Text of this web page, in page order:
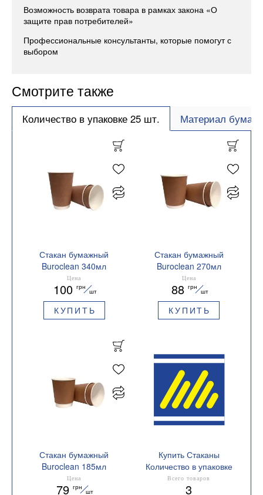
Возможность возврата товара в рамках закона «О
защите прав потребителей»
Профессиональные консультанты, которые помогут с
выбором
Смотрите также
Количество в упаковке 25 шт. Материал бумага
Стакан бумажный
Buroclean 340мл
двухслойный крафт
25шт/уп 1080040
Цена
100 грн
шт
КУПИТЬ
Стакан бумажный
Buroclean 270мл
двухслойный крафт
25шт/уп 1080039
Цена
88 грн
шт
КУПИТЬ
Стакан бумажный
Buroclean 185мл
двухслой крафт 25шт/уп
1080038
Цена
79 грн
шт
Купить Стаканы
Количество в упаковке
25 шт.
Всего товаров
3